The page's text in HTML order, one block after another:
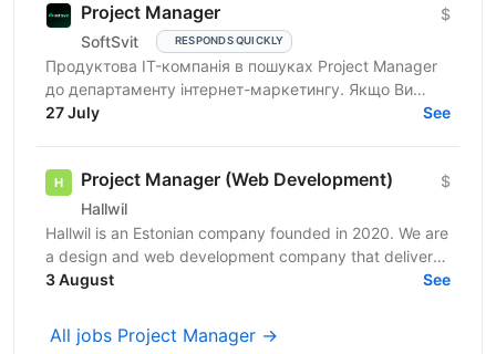
Project Manager
SoftSvit RESPONDS QUICKLY
$
Продуктова IT-компанія в пошуках Project Manager
до департаменту інтернет-маркетингу. Якщо Ви
відповідальний фахівець з лідерськими якостями, то
27 July See
Project Manager (Web Development)
Hallwil
$
Hallwil is an Estonian company founded in 2020. We are
a design and web development company that delivers
digital products for clients across the USA,...
3 August See
All jobs Project Manager →